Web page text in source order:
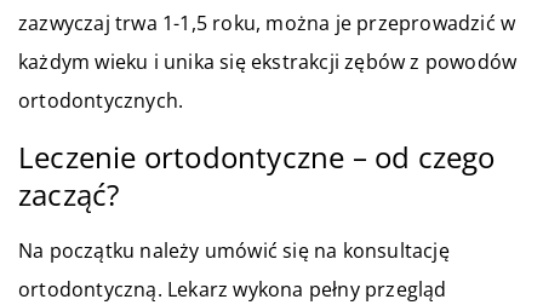
zazwyczaj trwa 1-1,5 roku, można je przeprowadzić w
każdym wieku i unika się ekstrakcji zębów z powodów
ortodontycznych.
Leczenie ortodontyczne – od czego
zacząć?
Na początku należy umówić się na konsultację
ortodontyczną. Lekarz wykona pełny przegląd